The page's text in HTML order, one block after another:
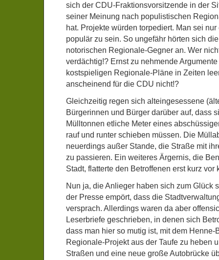
sich der CDU-Fraktionsvorsitzende in der
seiner Meinung nach populistischen
hat. Projekte würden torpediert. Man sei
populär zu sein. So ungefähr hörten sich
notorischen Regionale-Gegner an. Wer
verdächtig!? Ernst zu nehmende
kostspieligen Regionale-Pläne in Zeiten
anscheinend für die CDU nicht!?
Gleichzeitig regen sich alteingesessene
Bürgerinnen und Bürger darüber auf, dass
Mülltonnen etliche Meter eines
rauf und runter schieben müssen. Die
neuerdings außer Stande, die Straße mit
zu passieren. Ein weiteres Ärgernis, die
Stadt, flatterte den Betroffenen erst kurz vor
Nun ja, die Anlieger haben sich zum Glück
der Presse empört, dass die
versprach. Allerdings waren da aber
Leserbriefe geschrieben, in denen sich
dass man hier so mutig ist, mit dem Henne-
Regionale-Projekt aus der Taufe zu heben
Straßen und eine neue große Autobrücke